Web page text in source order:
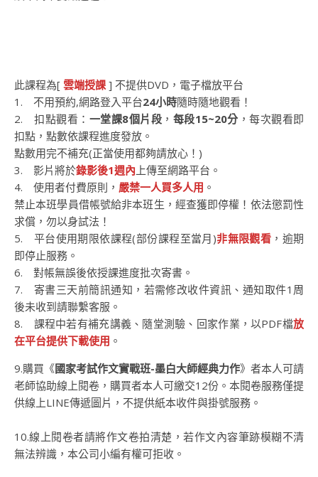
此課程為[ 雲端授課 ] 不提供DVD，電子檔放平台
1. 不用預約,網路登入平台24小時隨時隨地觀看！
2. 扣點觀看： 一堂課8個片段 ， 每段15~20分 ，每次觀看即
扣點，點數依課程進度發放。
點數用完不補充(正當使用都夠請放心！)
3. 影片將於錄影後1週內 上傳至網路平台。
4. 使用者付費原則， 嚴禁一人買多人用 。
禁止本班學員借帳號給非本班生，經查獲即停權！依法懲罰性
求償，勿以身試法！
5. 平台使用期限依課程(部份課程至當月)非無限觀看 ，逾期
即停止服務。
6. 對帳無誤後依授課進度批次寄書。
7. 寄書三天前簡訊通知，若需修改收件資訊、通知取件1周
後未收到請聯繫客服。
8. 課程中若有補充講義、隨堂測驗、回家作業，以PDF檔放
在平台提供下載使用 。
9.購買《國家考試作文實戰班-墨白大師經典力作》者本人可請
老師協助線上閱卷，購買者本人可繳交12份。本閱卷服務僅提
供線上LINE傳遞圖片，不提供紙本收件與掛號服務。
10.線上閱卷者請將作文卷拍清楚，若作文內容筆跡模糊不清
無法辨識，本公司小編有權可拒收。